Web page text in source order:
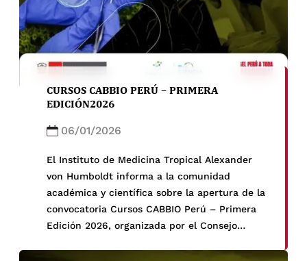
CURSOS CABBIO PERÚ – PRIMERA
EDICIÓN2026
06/01/2026
El Instituto de Medicina Tropical Alexander
von Humboldt informa a la comunidad
académica y científica sobre la apertura de la
convocatoria Cursos CABBIO Perú – Primera
Edición 2026, organizada por el Consejo